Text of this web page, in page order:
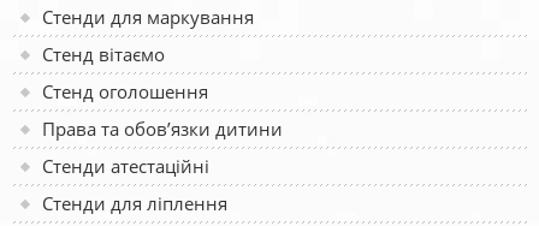
Стенди для маркування
Стенд вітаємо
Стенд оголошення
Права та обов’язки дитини
Стенди атестаційні
Стенди для ліплення